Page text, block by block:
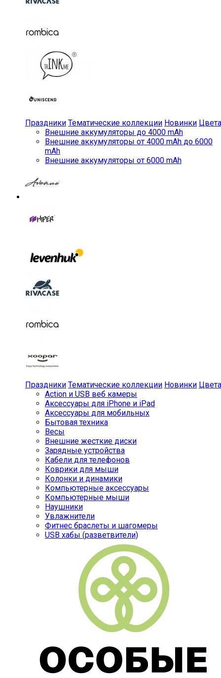
Праздники Тематические коллекции Новинки Цвета
Внешние аккумуляторы до 4000 mAh
Внешние аккумуляторы от 4000 mAh до 6000
mAh
Внешние аккумуляторы от 6000 mAh
Праздники Тематические коллекции Новинки Цвета
Action и USB веб камеры
Аксессуары для iPhone и iPad
Аксессуары для мобильных
Бытовая техника
Весы
Внешние жесткие диски
Зарядные устройства
Кабели для телефонов
Коврики для мыши
Колонки и динамики
Компьютерные аксессуары
Компьютерные мыши
Наушники
Увлажнители
Фитнес браслеты и шагомеры
USB хабы (разветвители)